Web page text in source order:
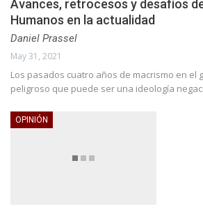
Avances, retrocesos y desafíos
Humanos en la actualidad
Daniel Prassel
May 31, 2021
Los pasados cuatro años de macrismo en el
peligroso que puede ser una ideología
OPINIÓN